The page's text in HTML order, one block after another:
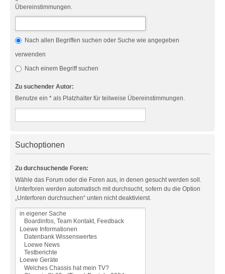
Übereinstimmungen.
Nach allen Begriffen suchen oder Suche wie angegeben
verwenden
Nach einem Begriff suchen
Zu suchender Autor:
Benutze ein * als Platzhalter für teilweise Übereinstimmungen.
Suchoptionen
Zu durchsuchende Foren:
Wähle das Forum oder die Foren aus, in denen gesucht werden soll.
Unterforen werden automatisch mit durchsucht, sofern du die Option
„Unterforen durchsuchen“ unten nicht deaktivierst.